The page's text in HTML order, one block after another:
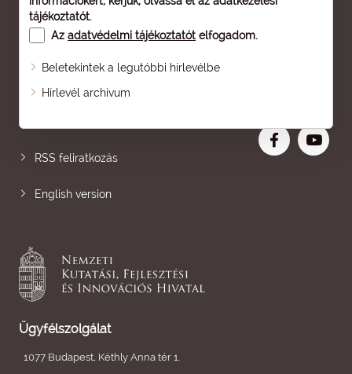
tájékoztatót.
Az adatvédelmi tájékoztatót elfogadom.
Beletekintek a legutóbbi hírlevélbe
Hírlevél archívum
Oldaltérkép
RSS feliratkozás
English version
Ügyfélszolgálat
1077 Budapest, Kéthly Anna tér 1.